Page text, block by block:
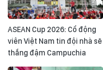
ASEAN Cup 2026: Cổ động
viên Việt Nam tin đội nhà sẽ
thắng đậm Campuchia